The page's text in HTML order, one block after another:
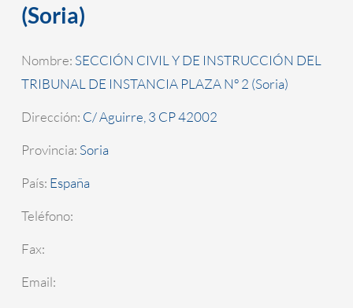
(Soria)
Nombre: SECCIÓN CIVIL Y DE INSTRUCCIÓN DEL
TRIBUNAL DE INSTANCIA PLAZA Nº 2 (Soria)
Dirección: C/ Aguirre, 3 CP 42002
Provincia: Soria
País: España
Teléfono:
Fax:
Email: